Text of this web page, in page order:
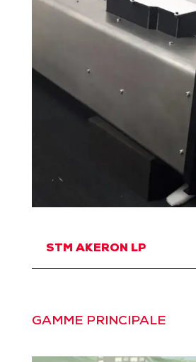
STM AKERON LP
GAMME PRINCIPALE